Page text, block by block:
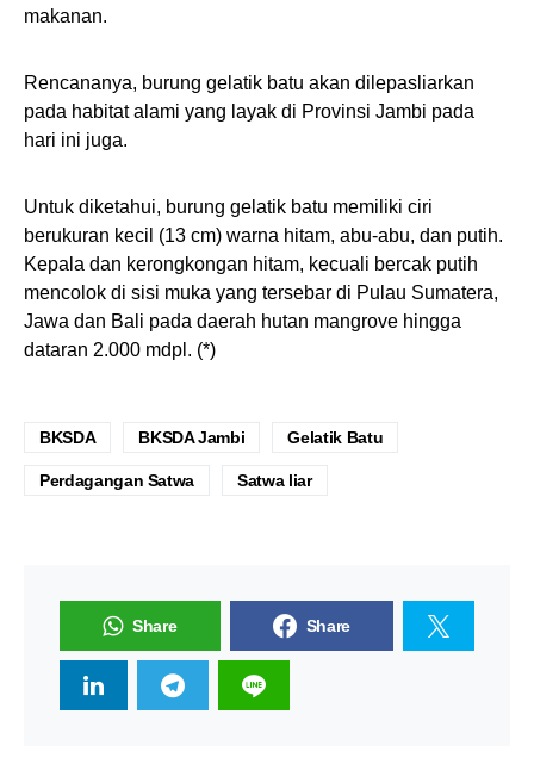
makanan.
Rencananya, burung gelatik batu akan dilepasliarkan
pada habitat alami yang layak di Provinsi Jambi pada
hari ini juga.
Untuk diketahui, burung gelatik batu memiliki ciri
berukuran kecil (13 cm) warna hitam, abu-abu, dan putih.
Kepala dan kerongkongan hitam, kecuali bercak putih
mencolok di sisi muka yang tersebar di Pulau Sumatera,
Jawa dan Bali pada daerah hutan mangrove hingga
dataran 2.000 mdpl. (*)
BKSDA BKSDA Jambi Gelatik Batu
Perdagangan Satwa Satwa liar
Share Share